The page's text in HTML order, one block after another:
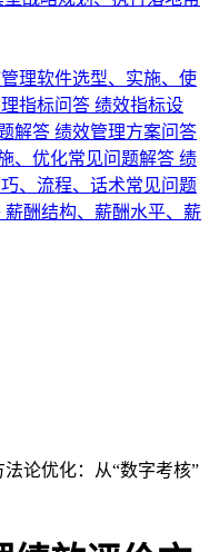
理软件选型、实施、使
指标问答 绩效指标设
解答 绩效管理方案问答
、优化常见问题解答 绩
、流程、话术常见问题
薪酬结构、薪酬水平、薪
论优化：从“数字考核”